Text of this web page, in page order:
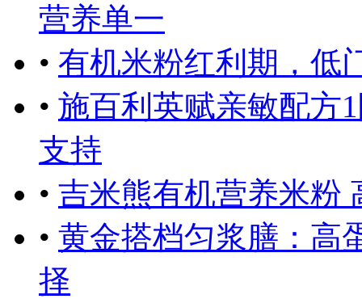
营养单一
• 有机米粉红利期，低
• 施百利英赋亲敏配方
支持
• 吉米熊有机营养米粉
• 黄金搭档匀浆膳：高
择